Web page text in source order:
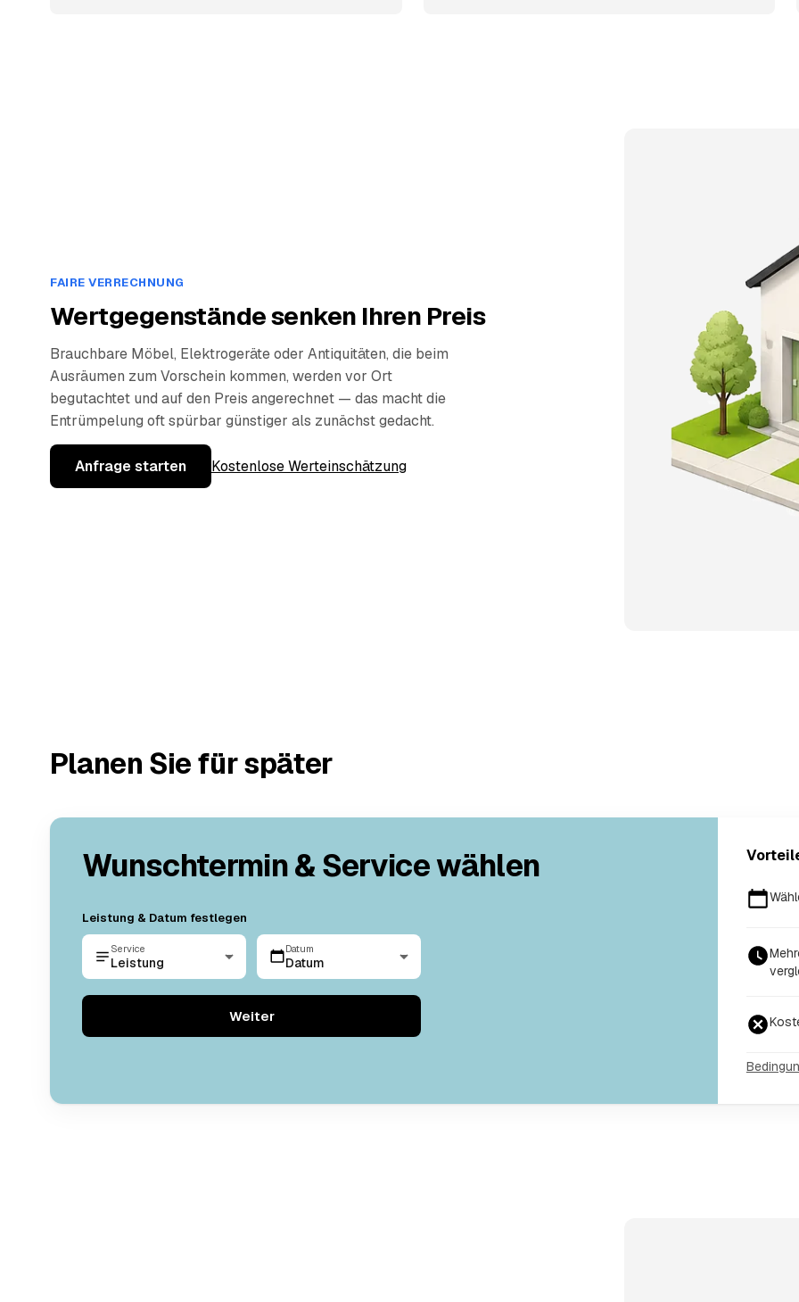
FAIRE VERRECHNUNG
Wertgegenstände senken Ihren Preis
Brauchbare Möbel, Elektrogeräte oder Antiquitäten, die beim
Ausräumen zum Vorschein kommen, werden vor Ort
begutachtet und auf den Preis angerechnet — das macht die
Entrümpelung oft spürbar günstiger als zunächst gedacht.
Anfrage starten Kostenlose Werteinschätzung
Planen Sie für später
Wunschtermin & Service wählen
Leistung & Datum festlegen
Service
Leistung
Datum
Datum
Weiter